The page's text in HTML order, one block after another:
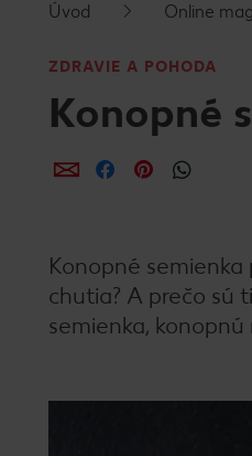
Päta
Vyskakovací bočný panel
Úvod Online
ZDRAVIE A POHODA
Konopné
ZdieľaťZdieľaťZdieľať
Konopné
chutia? A prečo sú
semienka,